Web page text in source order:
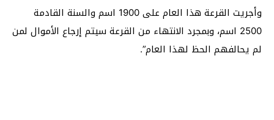
وأجريت القرعة هذا العام على 1900 اسم والسنة القادمة
2500 اسم، وبمجرد الانتهاء من القرعة سيتم إرجاع الأموال لمن
لم يحالفهم الحظ لهذا العام”.